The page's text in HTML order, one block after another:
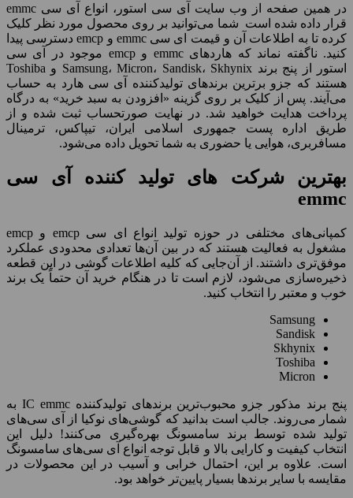
در همین صفحه از وب ‌سایت آی سی استور، انواع آی سی emmc
قرار داده شده است شما می‌توانید بر روی محصول مورد نظر کلیک
کرده تا به اطلاعات آن و قیمت ای سی emmc و emcp دسترسی پیدا
کنید. ناگفته نماند که هاردهای emmc و emcp موجود در آی سی
استور از پنج برند Samsung، Micron، Sandisk، Skhynix و Toshiba
هستند که جزو برترین برندهای تولیدکننده آی سی هارد به حساب
می‌آیند. پس از کلیک بر روی گزینه «افزودن به سبد خرید» به درگاه
پرداخت هدایت خواهید شد. در نهایت صورتحساب ثبت شده و از
طریق اداره پست جمهوری اسلامی ایران، تیپاکس، ترمینال
مسافربری، هوایی یا حضوری به شما تحویل داده می‌شود.
بهترین شرکت های تولید کننده آی سی
emmc
کمپانی‌های مختلفی در حوزه تولید انواع ای سی emcp و emcp
مشغول به فعالیت هستند که در بین آن‌ها تعدادی محدودی عملکرد
موفق‌تری داشتند. از آن‌جایی که کلیه اطلاعات گوشی در این قطعه
ذخیره‌سازی می‌شود، لازم است تا در هنگام خرید آن حتماً یک برند
خوب و معتبر را انتخاب کنید.
Samsung
Sandisk
Skhynix
Toshiba
Micron
پنج برند مذکور جزو محبوب‌ترین برندهای تولیدکننده IC emmc به
شمار می‌روند. جالب است بدانید که گوشی‌های نوکیا از آی سی‌های
تولید شده توسط برند سامسونگ بهره‌گیری می‌کنند! دلیل این
انتخاب کیفیت و کارایی بالا و قابل توجه انواع آی سی‌های سامسونگ
است. علاوه بر این، احتمال خرابی و آسیب در این محصولات در
مقایسه با سایر برندها بسیار پایین‌تر خواهد بود.